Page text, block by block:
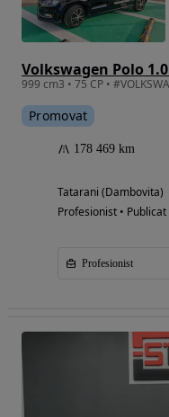
Volkswagen Polo
Promovat
178 469 km
Tatarani (Dambovita)
Profesionist • Publicat
Profesionist